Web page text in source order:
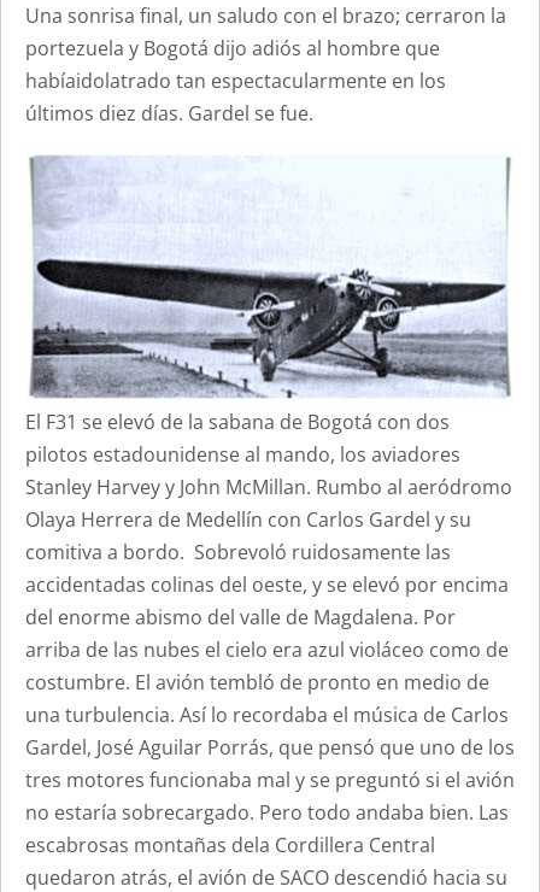
Una sonrisa final, un saludo con el brazo; cerraron la
portezuela y Bogotá dijo adiós al hombre que
habíaidolatrado tan espectacularmente en los
últimos diez días. Gardel se fue.
El F31 se elevó de la sabana de Bogotá con dos
pilotos estadounidense al mando, los aviadores
Stanley Harvey y John McMillan. Rumbo al aeródromo
Olaya Herrera de Medellín con Carlos Gardel y su
comitiva a bordo. Sobrevoló ruidosamente las
accidentadas colinas del oeste, y se elevó por encima
del enorme abismo del valle de Magdalena. Por
arriba de las nubes el cielo era azul violáceo como de
costumbre. El avión tembló de pronto en medio de
una turbulencia. Así lo recordaba el música de Carlos
Gardel, José Aguilar Porrás, que pensó que uno de los
tres motores funcionaba mal y se preguntó si el avión
no estaría sobrecargado. Pero todo andaba bien. Las
escabrosas montañas dela Cordillera Central
quedaron atrás, el avión de SACO descendió hacia su